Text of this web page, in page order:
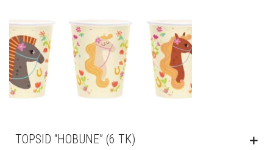
TOPSID “HOBUNE” (6 TK)